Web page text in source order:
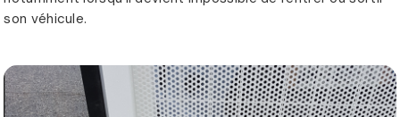
son véhicule.